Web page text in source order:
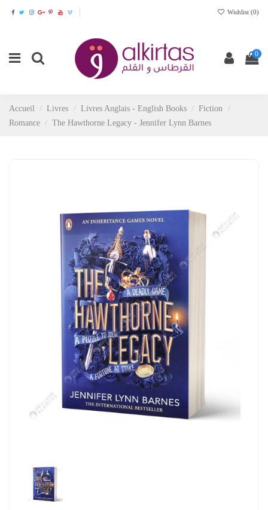
Wishlist (0)
0
Accueil Livres Livres Anglais - English Books
Fiction
Romance
The Hawthorne Legacy - Jennifer Lynn Barnes